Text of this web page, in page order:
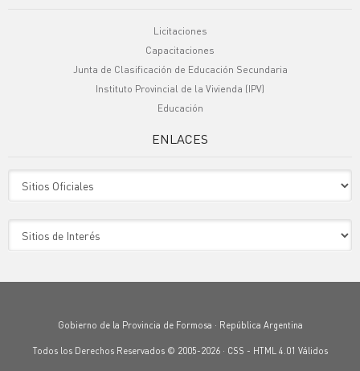
Licitaciones
Capacitaciones
Junta de Clasificación de Educación Secundaria
Instituto Provincial de la Vivienda (IPV)
Educación
ENLACES
Gobierno de la Provincia de Formosa · República Argentina
Todos los Derechos Reservados © 2005-2026 · CSS - HTML 4.01 Válidos